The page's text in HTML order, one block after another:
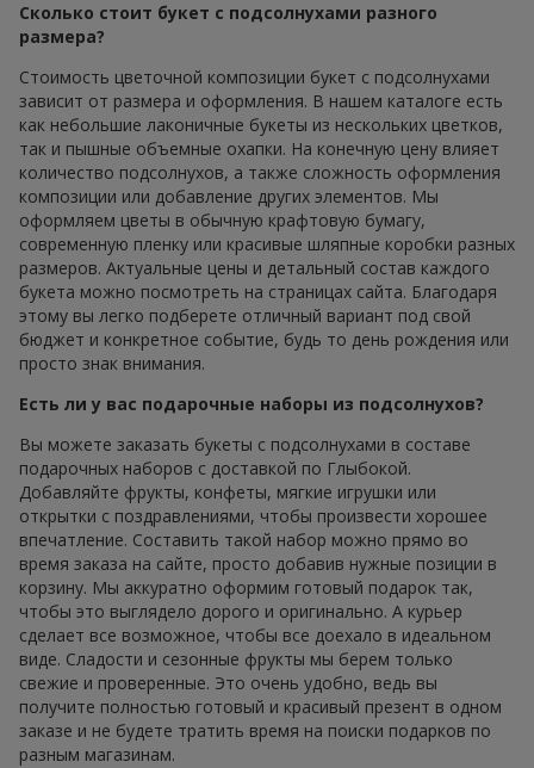
Сколько стоит букет с подсолнухами разного
размера?
Стоимость цветочной композиции букет с подсолнухами
зависит от размера и оформления. В нашем каталоге есть
как небольшие лаконичные букеты из нескольких цветков,
так и пышные объемные охапки. На конечную цену влияет
количество подсолнухов, а также сложность оформления
композиции или добавление других элементов. Мы
оформляем цветы в обычную крафтовую бумагу,
современную пленку или красивые шляпные коробки разных
размеров. Актуальные цены и детальный состав каждого
букета можно посмотреть на страницах сайта. Благодаря
этому вы легко подберете отличный вариант под свой
бюджет и конкретное событие, будь то день рождения или
просто знак внимания.
Есть ли у вас подарочные наборы из подсолнухов?
Вы можете заказать букеты с подсолнухами в составе
подарочных наборов с доставкой по Глыбокой.
Добавляйте фрукты, конфеты, мягкие игрушки или
открытки с поздравлениями, чтобы произвести хорошее
впечатление. Составить такой набор можно прямо во
время заказа на сайте, просто добавив нужные позиции в
корзину. Мы аккуратно оформим готовый подарок так,
чтобы это выглядело дорого и оригинально. А курьер
сделает все возможное, чтобы все доехало в идеальном
виде. Сладости и сезонные фрукты мы берем только
свежие и проверенные. Это очень удобно, ведь вы
получите полностью готовый и красивый презент в одном
заказе и не будете тратить время на поиски подарков по
разным магазинам.